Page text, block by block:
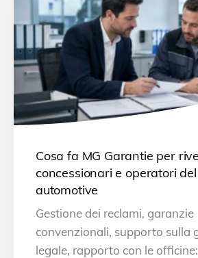
Cosa fa MG Garantie per
concessionari e operatori
automotive
Gestione dei reclami, garanzie
convenzionali, supporto sulla
legale, rapporto con le